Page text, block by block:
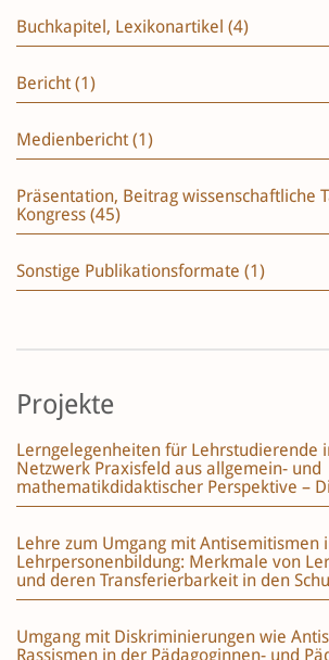
Buchkapitel, Lexikonartikel (4)
Bericht (1)
Medienbericht (1)
Präsentation, Beitrag wissenschaftliche
Kongress (45)
Sonstige Publikationsformate (1)
Projekte
Lerngelegenheiten für Lehrstudierende
Netzwerk Praxisfeld aus allgemein- und
mathematikdidaktischer Perspektive –
Lehre zum Umgang mit Antisemitismen
Lehrpersonenbildung: Merkmale von
und deren Transferierbarkeit in den
Umgang mit Diskriminierungen wie
Rassismen in der Pädagoginnen- und